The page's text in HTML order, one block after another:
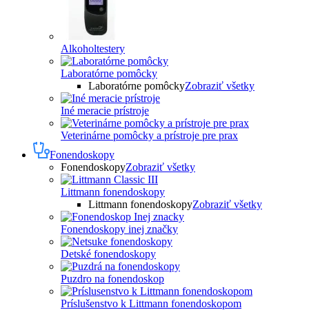
Alkoholtestery
Laboratórne pomôcky
Laboratórne pomôckyZobraziť všetky
Iné meracie prístroje
Veterinárne pomôcky a prístroje pre prax
Fonendoskopy
FonendoskopyZobraziť všetky
Littmann fonendoskopy
Littmann fonendoskopyZobraziť všetky
Fonendoskopy inej značky
Detské fonendoskopy
Puzdro na fonendoskop
Príslušenstvo k Littmann fonendoskopom